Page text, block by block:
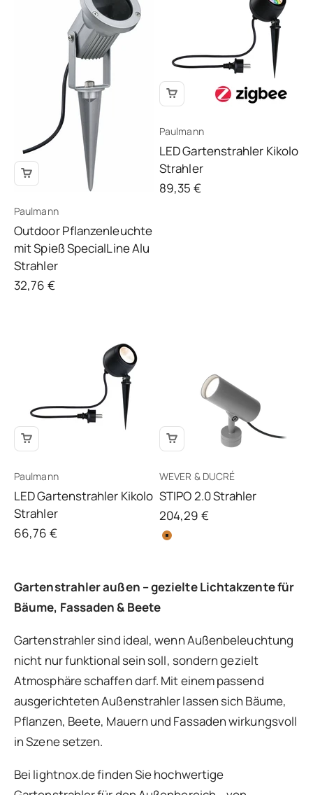
Paulmann
Outdoor Pflanzenleuchte
mit Spieß SpecialLine Alu
Strahler
Angebot
32,76 €
Paulmann
LED Gartenstrahler Kikolo
Strahler
Angebot
89,35 €
Paulmann
LED Gartenstrahler Kikolo
Strahler
Angebot
66,76 €
WEVER & DUCRÉ
STIPO 2.0 Strahler
Angebot
204,29 €
Gartenstrahler außen – gezielte Lichtakzente für
Bäume, Fassaden & Beete
Gartenstrahler sind ideal, wenn Außenbeleuchtung
nicht nur funktional sein soll, sondern gezielt
Atmosphäre schaffen darf. Mit einem passend
ausgerichteten Außenstrahler lassen sich Bäume,
Pflanzen, Beete, Mauern und Fassaden wirkungsvoll
in Szene setzen.
Bei lightnox.de finden Sie hochwertige